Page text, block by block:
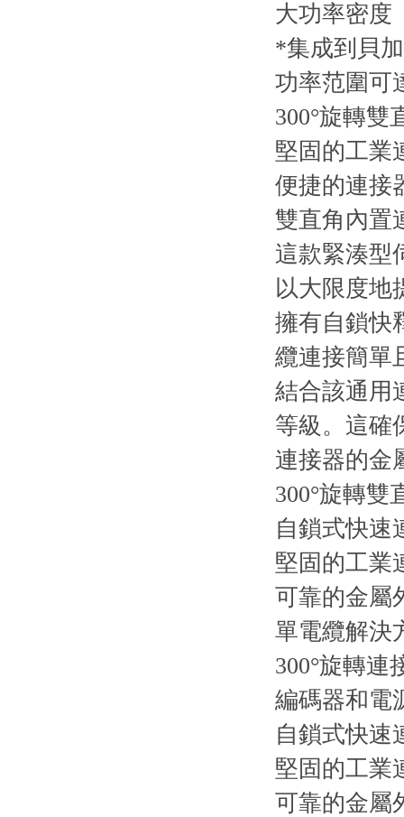
大功率密度
*集成到貝
功率范圍可
300°旋轉雙
堅固的工業
便捷的連接
雙直角內置
這款緊湊型
以大限度地
擁有自鎖快
纜連接簡單
結合該通用
等級。這確
連接器的金
300°旋轉雙
自鎖式快速
堅固的工業
可靠的金屬
單電纜解決
300°旋轉連
編碼器和電
自鎖式快速
堅固的工業
可靠的金屬